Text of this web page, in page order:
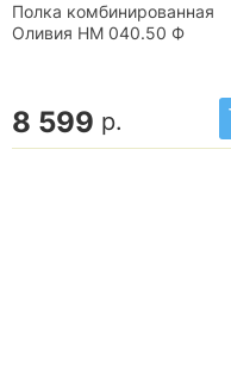
Полка комбинированная
Оливия НМ 040.50 Ф
8 599 р.